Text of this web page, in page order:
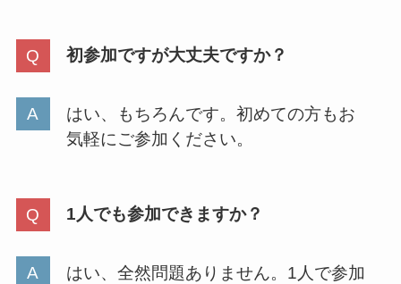
初参加ですが大丈夫ですか？
はい、もちろんです。初めての方もお
気軽にご参加ください。
1人でも参加できますか？
はい、全然問題ありません。1人で参加